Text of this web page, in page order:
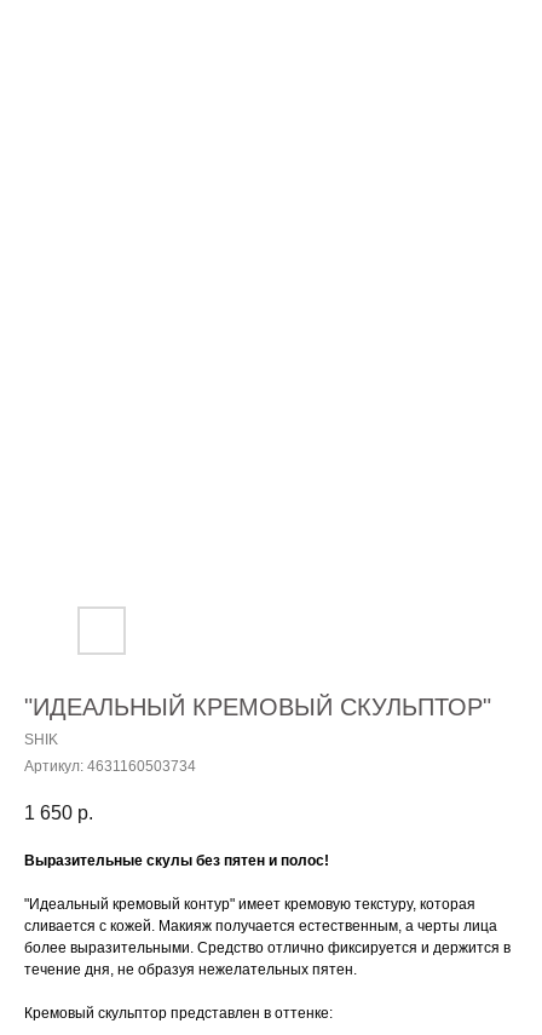
"ИДЕАЛЬНЫЙ КРЕМОВЫЙ СКУЛЬПТОР"
SHIK
Артикул: 4631160503734
1 650 р.
Выразительные скулы без пятен и полос!
"Идеальный кремовый контур" имеет кремовую текстуру, которая
сливается с кожей. Макияж получается естественным, а черты лица
более выразительными. Средство отлично фиксируется и держится в
течение дня, не образуя нежелательных пятен.
Кремовый скульптор представлен в оттенке: